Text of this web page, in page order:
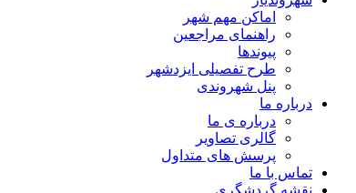
اماکن مهم شهر
راهنمای مراجعین
پیوند‌ها
طرح تفصیلی ایزدشهر
پنل شهروندی
درباره ما
درباره ی ما
گالری تصاویر
پرسش های متداول
تماس با ما
نقشه گردشگری